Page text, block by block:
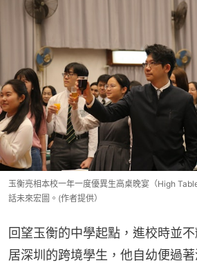
玉衡亮相本校一年一度優異生高桌晚宴（High
話未來宏圖。(作者提供）
回望玉衡的中學起點，進校時並
居深圳的跨境學生，他自幼便過